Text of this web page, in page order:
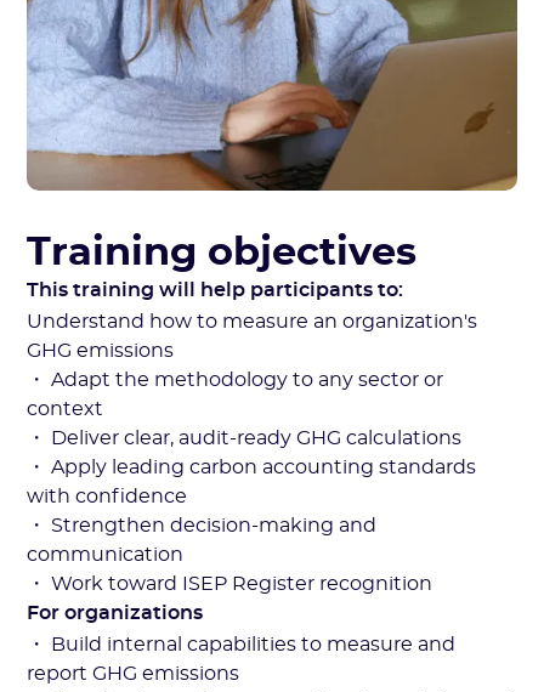
Training objectives
This training will help participants to:
Understand how to measure an organization's
GHG emissions
・ Adapt the methodology to any sector or
context
・ Deliver clear, audit-ready GHG calculations
・ Apply leading carbon accounting standards
with confidence
・ Strengthen decision-making and
communication
・ Work toward ISEP Register recognition
For organizations
・ Build internal capabilities to measure and
report GHG emissions